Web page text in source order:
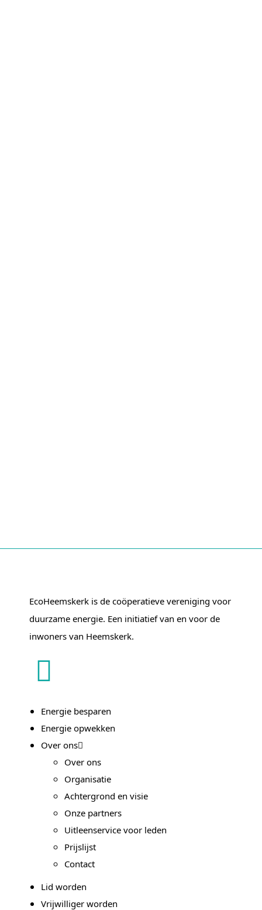
EcoHeemskerk is de coöperatieve vereniging voor
duurzame energie. Een initiatief van en voor de
inwoners van Heemskerk.
Energie besparen
Energie opwekken
Over ons
Over ons
Organisatie
Achtergrond en visie
Onze partners
Uitleenservice voor leden
Prijslijst
Contact
Lid worden
Vrijwilliger worden